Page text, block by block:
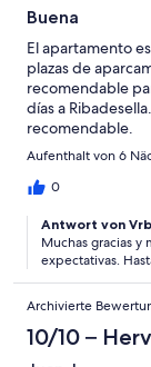
Buena
El apartamento
plazas de
recomendable
días a
recomendable.
Aufenthalt von 6
0
Antwort von
Muchas gracias
expectativas.
Archivierte
10/10 –